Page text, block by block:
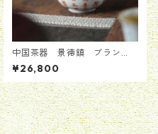
中国茶器 景徳鎮 ブラン
ド 数量限定版 完売品 蓋
碗 ガイワン 送料無料
¥26,800